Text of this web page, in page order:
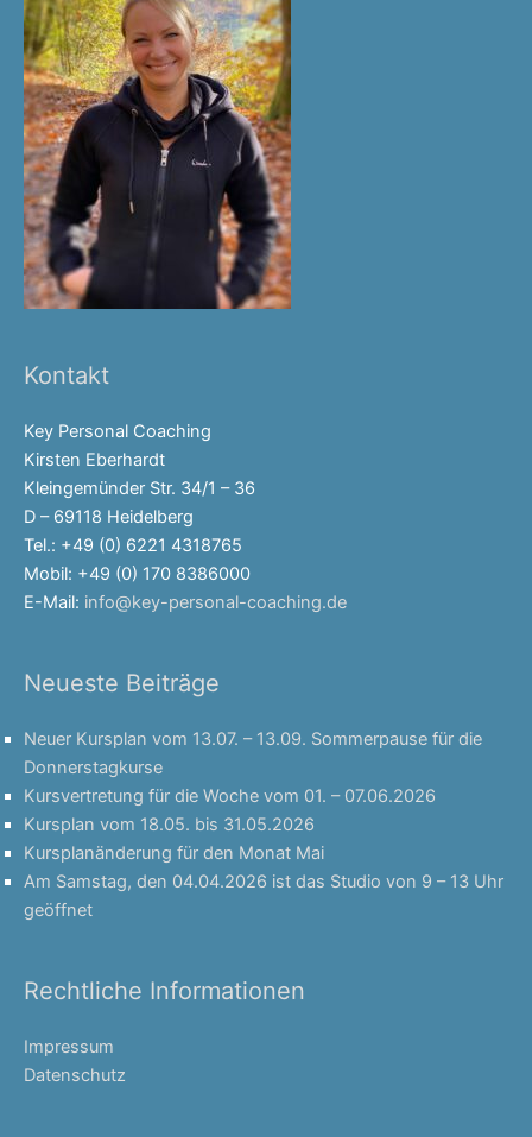
Kontakt
Key Personal Coaching
Kirsten Eberhardt
Kleingemünder Str. 34/1 – 36
D – 69118 Heidelberg
Tel.: +49 (0) 6221 4318765
Mobil: +49 (0) 170 8386000
E-Mail: info@key-personal-coaching.de
Neueste Beiträge
Neuer Kursplan vom 13.07. – 13.09. Sommerpause für die
Donnerstagkurse
Kursvertretung für die Woche vom 01. – 07.06.2026
Kursplan vom 18.05. bis 31.05.2026
Kursplanänderung für den Monat Mai
Am Samstag, den 04.04.2026 ist das Studio von 9 – 13 Uhr
geöffnet
Rechtliche Informationen
Impressum
Datenschutz